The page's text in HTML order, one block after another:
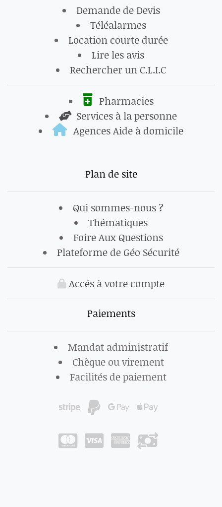
Demande de Devis
Téléalarmes
Location courte durée
Lire les avis
Rechercher un C.L.I.C
Pharmacies
Services à la personne
Agences Aide à domicile
Plan de site
Qui sommes-nous ?
Thématiques
Foire Aux Questions
Plateforme de Géo Sécurité
Accés à votre compte
Paiements
Mandat administratif
Chèque ou virement
Facilités de paiement